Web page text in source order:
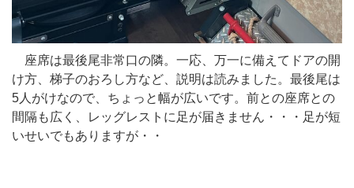
座席は最後尾非常口の隣。一応、万一に備えてドアの開
け方、梯子のおろし方など、説明は読みました。最後尾は
5人がけなので、ちょっと幅が広いです。前との座席との
間隔も広く、レッグレストに足が届きません・・・足が短
いせいでもありますが・・